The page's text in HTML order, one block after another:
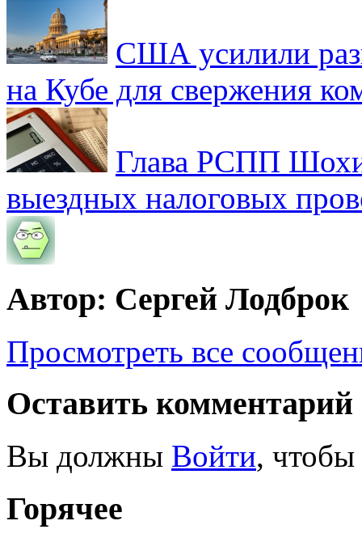
США усилили
на Кубе для свержения
Глава РСПП
выездных налоговых
Автор: Сергей Лодброк
Просмотреть все
Оставить комментарий
Вы должны Войти, чтобы
Горячее